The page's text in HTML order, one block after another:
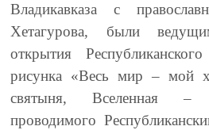
Владикавказа с
Хетагурова, были
открытия
рисунка «Весь мир – мой
святыня, Вселенная –
проводимого